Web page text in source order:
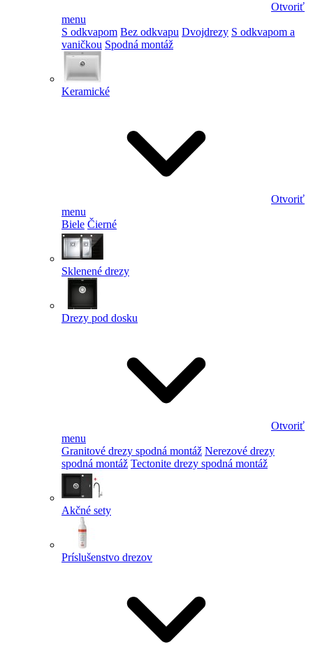
Otvoriť
menu
S odkvapom Bez odkvapu Dvojdrezy S odkvapom a
vaničkou Spodná montáž
Keramické
Otvoriť
menu
Biele Čierné
Sklenené drezy
Drezy pod dosku
Otvoriť
menu
Granitové drezy spodná montáž Nerezové drezy
spodná montáž Tectonite drezy spodná montáž
Akčné sety
Príslušenstvo drezov